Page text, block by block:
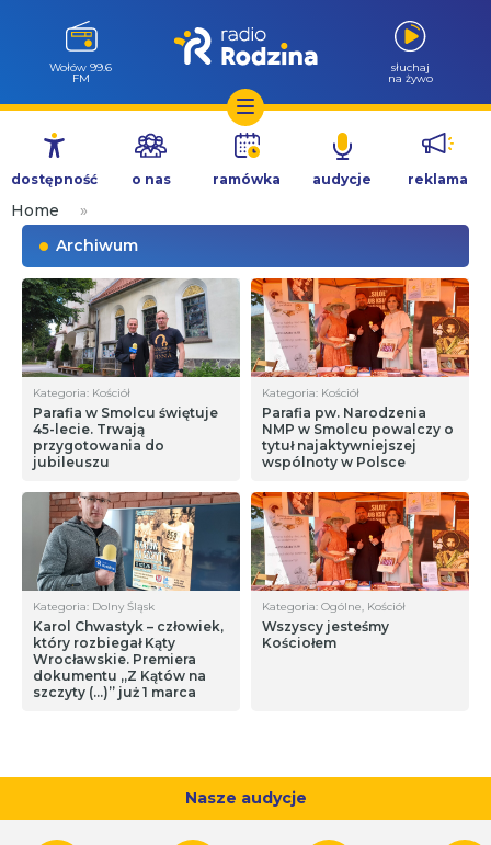
Przejdź
treści
Wołów 99.6
FM
słuchaj
na żywo
dostępność o nas ramówka audycje reklama
Home
»
Archiwum
Kategoria: Kościół
Parafia w Smolcu świętuje
45-lecie. Trwają
przygotowania do
jubileuszu
Kategoria: Kościół
Parafia pw. Narodzenia
NMP w Smolcu powalczy o
tytuł najaktywniejszej
wspólnoty w Polsce
Kategoria: Dolny Śląsk
Karol Chwastyk – człowiek,
który rozbiegał Kąty
Wrocławskie. Premiera
dokumentu „Z Kątów na
szczyty (…)” już 1 marca
Kategoria: Ogólne, Kościół
Wszyscy jesteśmy
Kościołem
Nasze audycje